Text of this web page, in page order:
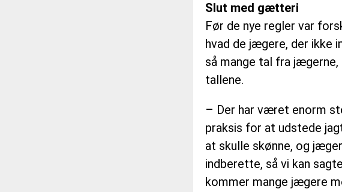
Slut med gætteri
Før de nye regler var
hvad de jægere, der ikke
så mange tal fra
tallene.
– Der har været enorm
praksis for at udstede
at skulle skønne, og
indberette, så vi kan
kommer mange jægere